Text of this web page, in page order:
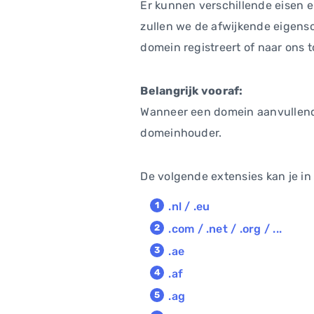
Er kunnen verschillende eisen
zullen we de afwijkende
domein registreert of naar ons
Belangrijk vooraf:
Wanneer een domein
domeinhouder.
De volgende extensies kan je
.nl / .eu
.com / .net / .org / ...
.ae
.af
.ag